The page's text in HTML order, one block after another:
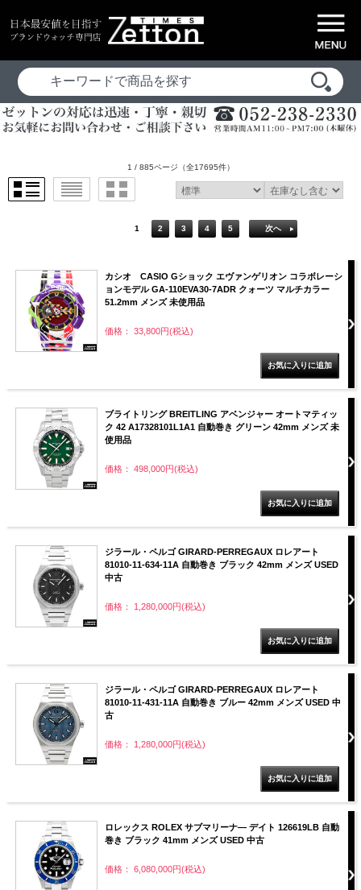
1 / 885ページ （全17695件）
1 2 3 4 5 次へ
カシオ CASIO Gショック エヴァンゲリオン コラボレーシ
ョンモデル GA-110EVA30-7ADR クォーツ マルチカラー
51.2mm メンズ 未使用品
価格： 33,800円(税込)
ブライトリング BREITLING アベンジャー オートマティッ
ク 42 A17328101L1A1 自動巻き グリーン 42mm メンズ 未
使用品
価格： 498,000円(税込)
ジラール・ペルゴ GIRARD-PERREGAUX ロレアート
81010-11-634-11A 自動巻き ブラック 42mm メンズ USED
中古
価格： 1,280,000円(税込)
ジラール・ペルゴ GIRARD-PERREGAUX ロレアート
81010-11-431-11A 自動巻き ブルー 42mm メンズ USED 中
古
価格： 1,280,000円(税込)
ロレックス ROLEX サブマリーナ― デイト 126619LB 自動
巻き ブラック 41mm メンズ USED 中古
価格： 6,080,000円(税込)